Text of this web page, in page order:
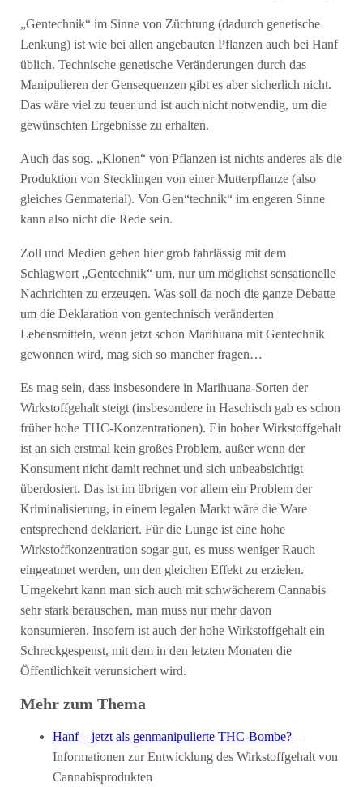
„Gentechnik“ im Sinne von Züchtung (dadurch genetische
Lenkung) ist wie bei allen angebauten Pflanzen auch bei Hanf
üblich. Technische genetische Veränderungen durch das
Manipulieren der Gensequenzen gibt es aber sicherlich nicht.
Das wäre viel zu teuer und ist auch nicht notwendig, um die
gewünschten Ergebnisse zu erhalten.
Auch das sog. „Klonen“ von Pflanzen ist nichts anderes als die
Produktion von Stecklingen von einer Mutterpflanze (also
gleiches Genmaterial). Von Gen“technik“ im engeren Sinne
kann also nicht die Rede sein.
Zoll und Medien gehen hier grob fahrlässig mit dem
Schlagwort „Gentechnik“ um, nur um möglichst sensationelle
Nachrichten zu erzeugen. Was soll da noch die ganze Debatte
um die Deklaration von gentechnisch veränderten
Lebensmitteln, wenn jetzt schon Marihuana mit Gentechnik
gewonnen wird, mag sich so mancher fragen…
Es mag sein, dass insbesondere in Marihuana-Sorten der
Wirkstoffgehalt steigt (insbesondere in Haschisch gab es schon
früher hohe THC-Konzentrationen). Ein hoher Wirkstoffgehalt
ist an sich erstmal kein großes Problem, außer wenn der
Konsument nicht damit rechnet und sich unbeabsichtigt
überdosiert. Das ist im übrigen vor allem ein Problem der
Kriminalisierung, in einem legalen Markt wäre die Ware
entsprechend deklariert. Für die Lunge ist eine hohe
Wirkstoffkonzentration sogar gut, es muss weniger Rauch
eingeatmet werden, um den gleichen Effekt zu erzielen.
Umgekehrt kann man sich auch mit schwächerem Cannabis
sehr stark berauschen, man muss nur mehr davon
konsumieren. Insofern ist auch der hohe Wirkstoffgehalt ein
Schreckgespenst, mit dem in den letzten Monaten die
Öffentlichkeit verunsichert wird.
Mehr zum Thema
Hanf – jetzt als genmanipulierte THC-Bombe? –
Informationen zur Entwicklung des Wirkstoffgehalt von
Cannabisprodukten